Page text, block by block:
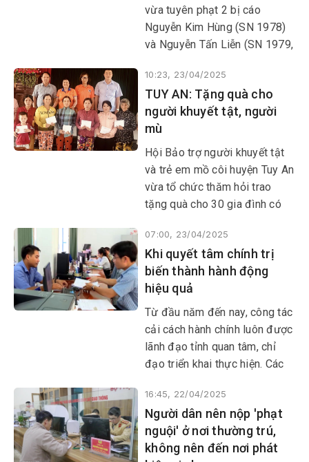
vừa tuyên phạt 2 bị cáo
Nguyễn Kim Hùng (SN 1978)
và Nguyễn Tấn Liễn (SN 1979,
huyện Phú Hòa) 550 triệu
đồng về tội vi phạm quy định
về khai thác tài nguyên.
10:23, 23/04/2025
TUY AN: Tặng quà cho
người khuyết tật, người
mù
Hội Bảo trợ người khuyết tật
và trẻ em mồ côi huyện Tuy An
vừa tổ chức thăm hỏi trao
tặng quà cho 30 gia đình có
cảnh khó khăn thuộc các xã
An Hòa Hải, An Xuân và An
Lĩnh. Mỗi suất quà 300.000
đồng tiền mặt. Đây là nguồn
kinh phí của hội và vận động
từ các tổ chức, cá nhân, nhà
hảo tâm trong và ngoài huyện
hỗ trợ.
07:00, 23/04/2025
Khi quyết tâm chính trị
biến thành hành động
hiệu quả
Từ đầu năm đến nay, công tác
cải cách hành chính luôn được
lãnh đạo tỉnh quan tâm, chỉ
đạo triển khai thực hiện. Các
khai đồng bộ, có hiệu quả
công tác này, đảm bảo việc
cung cấp dịch vụ công đến
người dân, doanh nghiệp
16:45, 22/04/2025
Người dân nên nộp 'phạt
nguội' ở nơi thường trú,
không nên đến nơi phát